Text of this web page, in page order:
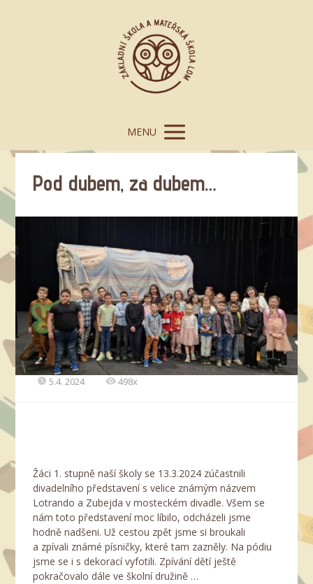
MENU
Pod dubem, za dubem…
5.4. 2024 498x
Žáci 1. stupně naší školy se 13.3.2024 zúčastnili
divadelního představení s velice známým názvem
Lotrando a Zubejda v mosteckém divadle. Všem se
nám toto představení moc líbilo, odcházeli jsme
hodně nadšeni. Už cestou zpět jsme si broukali
a zpívali známé písničky, které tam zazněly. Na pódiu
jsme se i s dekorací vyfotili. Zpívání dětí ještě
pokračovalo dále ve školní družině …